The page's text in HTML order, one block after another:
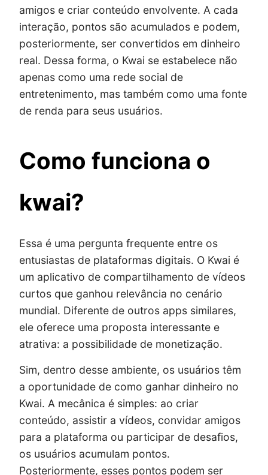
amigos e criar conteúdo envolvente. A cada
interação, pontos são acumulados e podem,
posteriormente, ser convertidos em dinheiro
real. Dessa forma, o Kwai se estabelece não
apenas como uma rede social de
entretenimento, mas também como uma fonte
de renda para seus usuários.
Como funciona o
kwai?
Essa é uma pergunta frequente entre os
entusiastas de plataformas digitais. O Kwai é
um aplicativo de compartilhamento de vídeos
curtos que ganhou relevância no cenário
mundial. Diferente de outros apps similares,
ele oferece uma proposta interessante e
atrativa: a possibilidade de monetização.
Sim, dentro desse ambiente, os usuários têm
a oportunidade de como ganhar dinheiro no
Kwai. A mecânica é simples: ao criar
conteúdo, assistir a vídeos, convidar amigos
para a plataforma ou participar de desafios,
os usuários acumulam pontos.
Posteriormente, esses pontos podem ser